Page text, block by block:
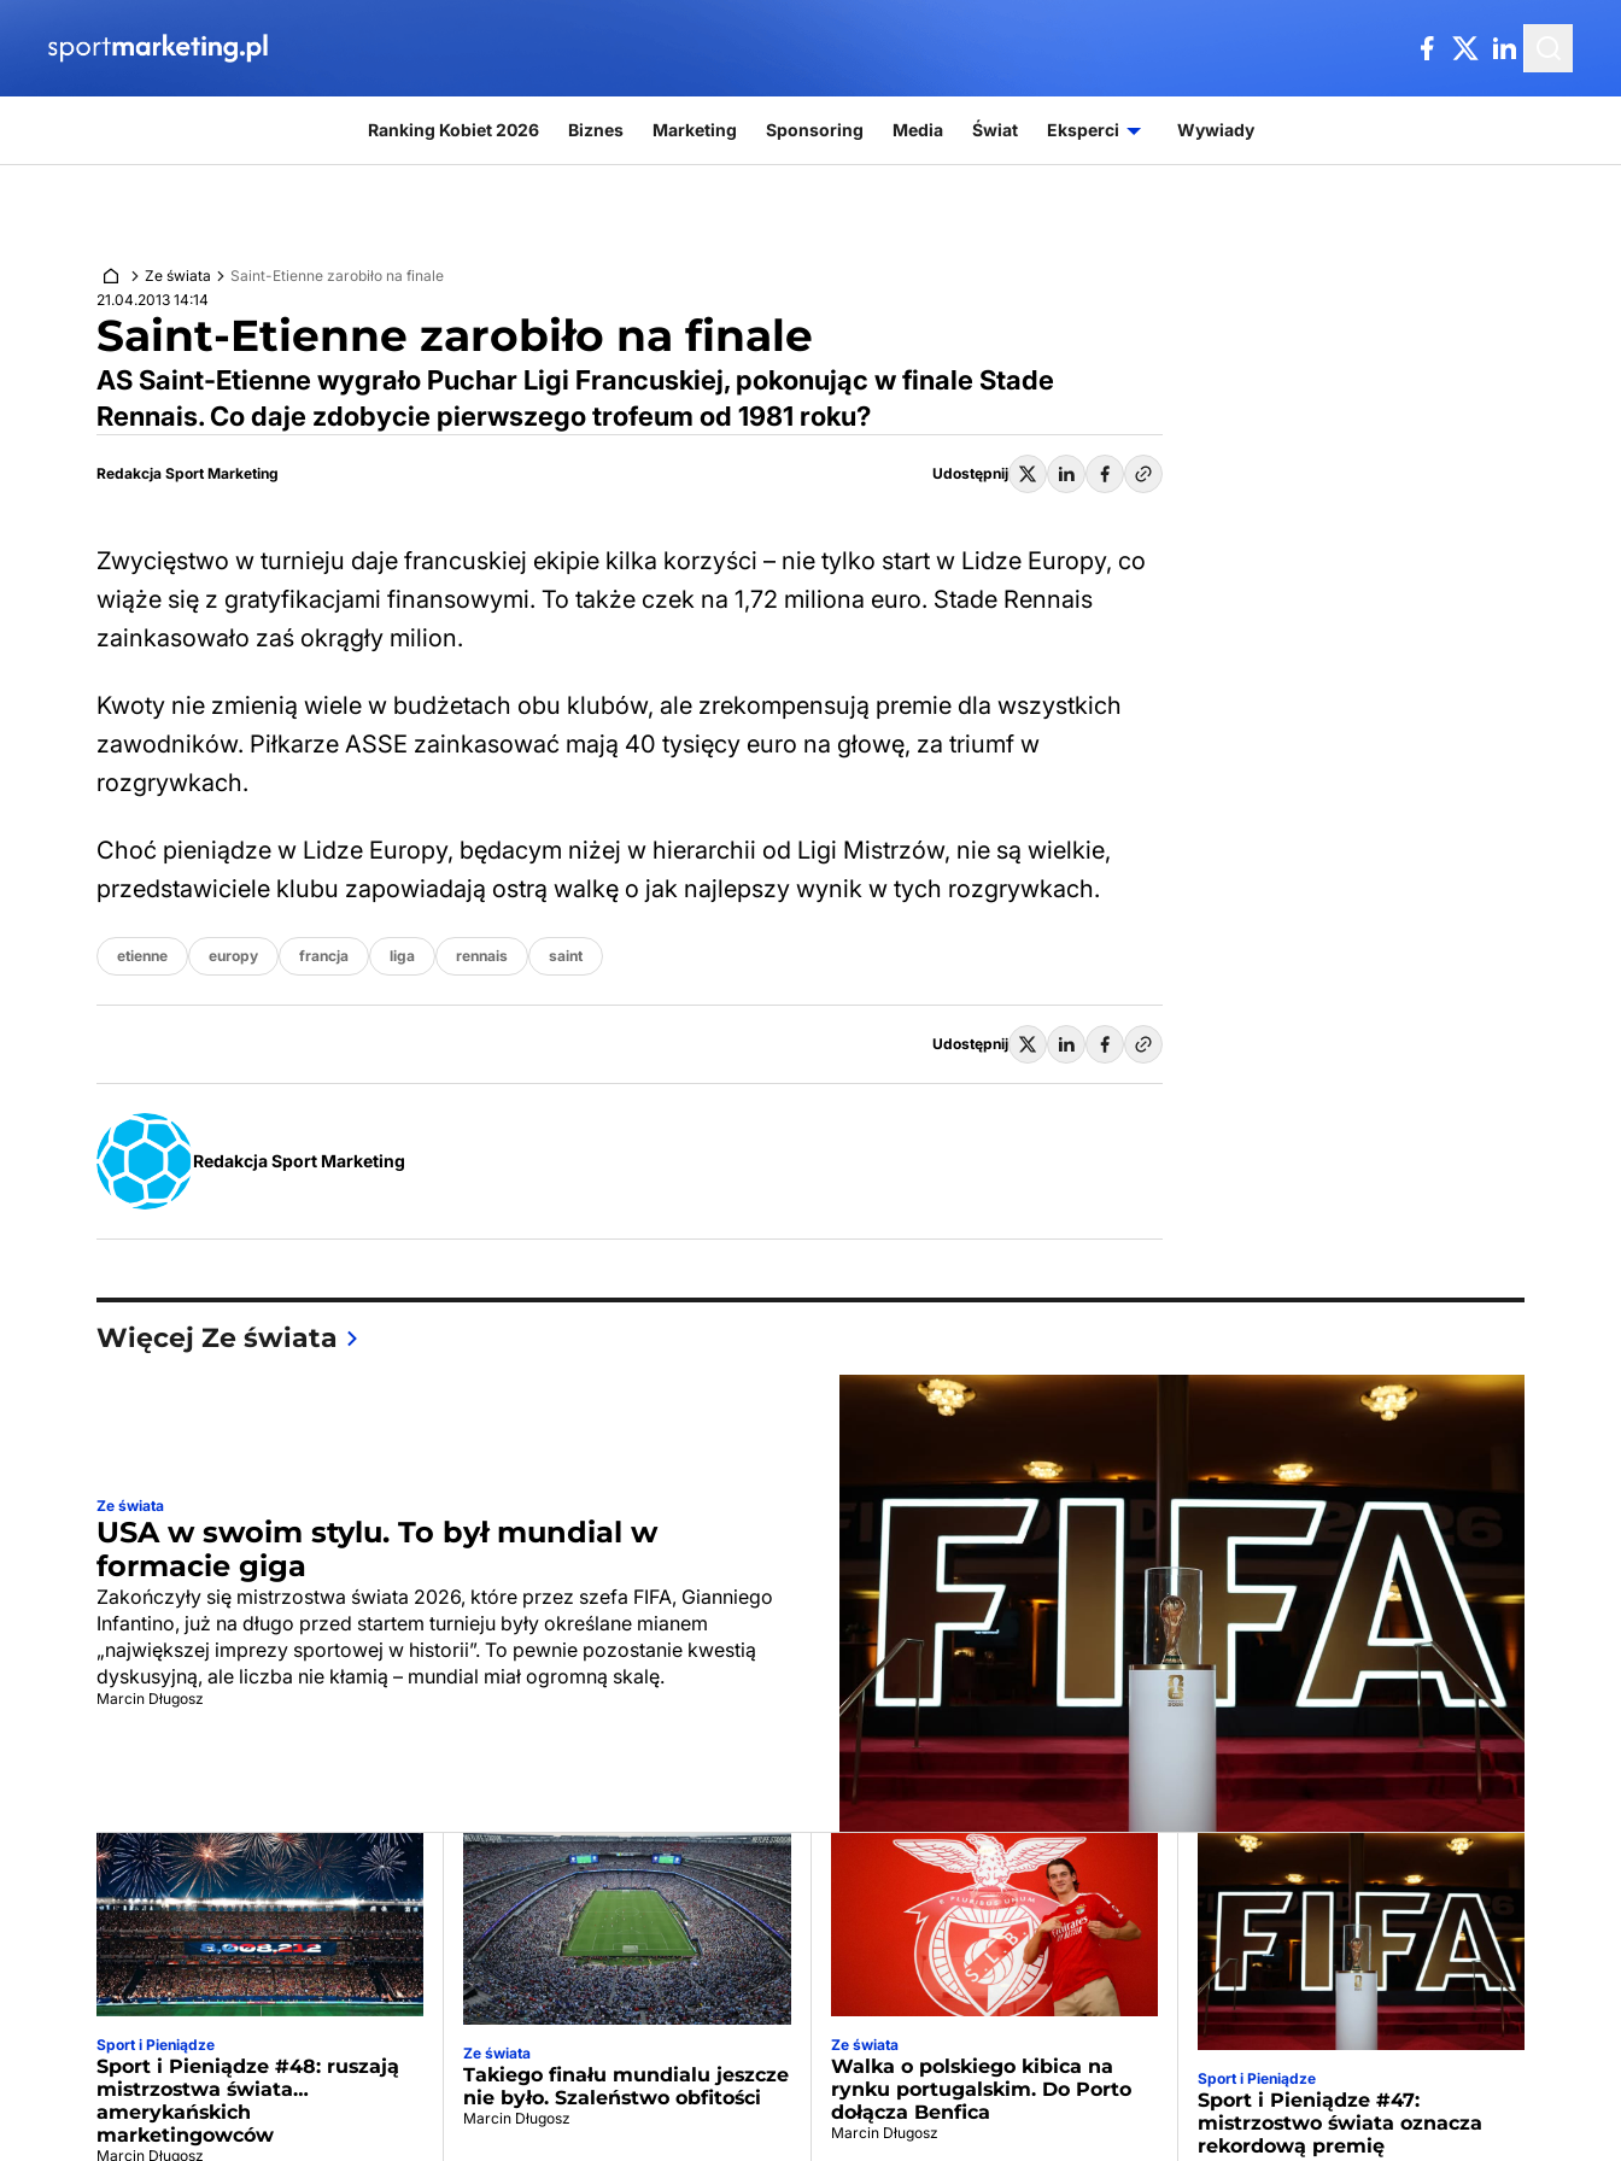
Ranking Kobiet 2026 Biznes Marketing Sponsoring Media Świat Eksperci Wywiady
Ze świata
Saint-Etienne zarobiło na finale
21.04.2013 14:14
Saint-Etienne zarobiło na finale
AS Saint-Etienne wygrało Puchar Ligi Francuskiej, pokonując w finale Stade
Rennais. Co daje zdobycie pierwszego trofeum od 1981 roku?
Redakcja Sport Marketing Udostępnij
Zwycięstwo w turnieju daje francuskiej ekipie kilka korzyści – nie tylko start w Lidze Europy, co
wiąże się z gratyfikacjami finansowymi. To także czek na 1,72 miliona euro. Stade Rennais
zainkasowało zaś okrągły milion.
Kwoty nie zmienią wiele w budżetach obu klubów, ale zrekompensują premie dla wszystkich
zawodników. Piłkarze ASSE zainkasować mają 40 tysięcy euro na głowę, za triumf w
rozgrywkach.
Choć pieniądze w Lidze Europy, będacym niżej w hierarchii od Ligi Mistrzów, nie są wielkie,
przedstawiciele klubu zapowiadają ostrą walkę o jak najlepszy wynik w tych rozgrywkach.
etienne europy francja liga rennais saint
Udostępnij
Redakcja Sport Marketing
Więcej Ze świata
Ze świata
USA w swoim stylu. To był mundial w
formacie giga
Zakończyły się mistrzostwa świata 2026, które przez szefa FIFA, Gianniego
Infantino, już na długo przed startem turnieju były określane mianem
„największej imprezy sportowej w historii”. To pewnie pozostanie kwestią
dyskusyjną, ale liczba nie kłamią – mundial miał ogromną skalę.
Marcin Długosz
Sport i Pieniądze
Sport i Pieniądze #48: ruszają
mistrzostwa świata…
amerykańskich
marketingowców
Marcin Długosz
Ze świata
Takiego finału mundialu jeszcze
nie było. Szaleństwo obfitości
Marcin Długosz
Ze świata
Walka o polskiego kibica na
rynku portugalskim. Do Porto
dołącza Benfica
Marcin Długosz
Sport i Pieniądze
Sport i Pieniądze #47:
mistrzostwo świata oznacza
rekordową premię